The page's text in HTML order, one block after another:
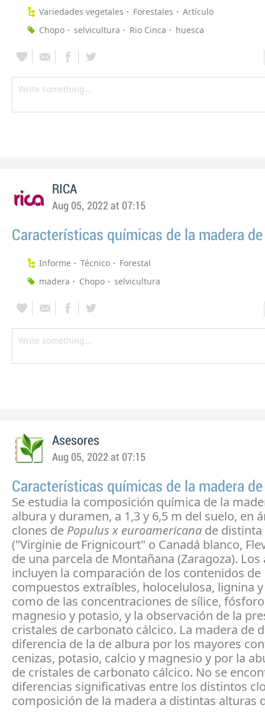
Variedades vegetales Forestales
Artículo
Chopo
selvicultura Rio Cinca huesca
RICA
Aug 05, 2022 at 07:15
Características químicas de la madera
Informe Técnico
Forestal
madera
Chopo selvicultura
Asesores
Aug 05, 2022 at 07:15
Características químicas de la madera
Se estudia la composición química de la
albura y duramen, a 1,3 y 6,5 m del suelo, en
clones de Populus x euroamericana de
("Virginie de Frignicourt" o Canadá blanco,
de una parcela de Montañana (Zaragoza). Los
incluyen la comparación de los contenidos de
compuestos extraíbles, holocelulosa, lignina y
como de las concentraciones de sílice,
magnesio y potasio, y la observación de la
cristales de carbonato cálcico. La madera de
diferencia de la de albura por los mayores
cenizas, potasio, calcio y magnesio y por la
de cristales de carbonato cálcico. No se
diferencias significativas entre los distintos
composición de la madera a distintas alturas